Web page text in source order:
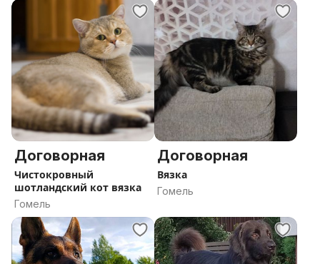
Договорная
Чистокровный
шотландский кот вязка
Гомель
Договорная
Вязка
Гомель